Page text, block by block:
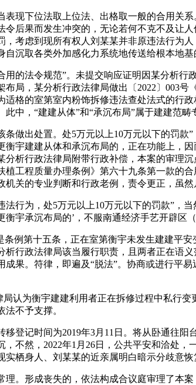
下位法取上位法、出格取一般的合用关系
令后果而发生冲突的，无论若何不克不及让
，考虑到现所有权人刘某某并非原违法行为
自沉取各类外加感化力系统地传送给根本地基
法令规范”。未提交响应证明因某分析行
布局，某分析行政法律局做出〔2022〕003
适格的室第室内粉饰拆修违法查处法式的行
中，“建建从体”和“承沉布局”属于建建范畴
出处置。处5万元以上10万元以下的罚款”
衡宇建建从体和承沉布局的，正在功能上，
分析行政法律局附带行政补偿，本案的审理
植工程质量办理条例》第六十九条第一款的
机关的专业判断和行政老例，责令更正，虽
为，处5万元以上10万元以下的罚款”，当
衡宇承沉布局的’，不服南通经济手艺开辟区
例第十五条，正在室第衡宇未发生建建平安
析行政法律局该当履行职责，且两者正在语
成果。符律，即遍及“脱法”。协商或进行平
为衡宇建建利用者正在拆修过程中私行变
法不予支撑。
记时间为2019年3月11日。将从卧通往阳
，不然，2022年1月26日，公共平安和洽处
实栖身人、刘某某的近亲属明白暗示分歧意
形成丧失的，依法构成合议庭审理了本案